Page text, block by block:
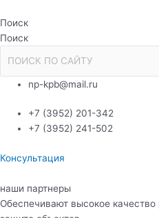
к
содержимому
Поиск
Поиск
np-kpb@mail.ru
+7 (3952) 201-342
+7 (3952) 241-502
Консультация
наши партнеры
Обеспечивают высокое